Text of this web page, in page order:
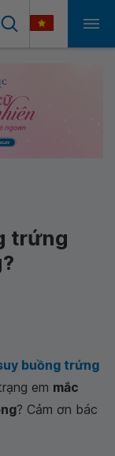
trứng
buồng trứng
em mắc
? Cảm ơn bác